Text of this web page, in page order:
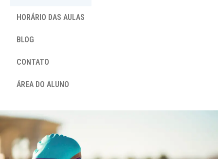
HORÁRIO DAS AULAS
BLOG
CONTATO
ÁREA DO ALUNO